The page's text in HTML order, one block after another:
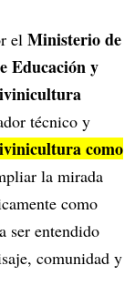
el Ministerio de
Educación y
técnico y
como
la mirada
como
ser entendido
comunidad y